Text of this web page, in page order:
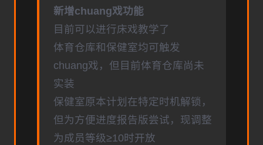
新增chuang戏功能
目前可以进行床戏教学了
体育仓库和保健室均可触发
chuang戏，但目前体育仓库尚未
实装
保健室原本计划在特定时机解锁，
但为方便进度报告版尝试，现调整
为成员等级≥10时开放